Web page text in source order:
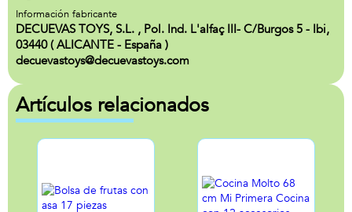
Información fabricante
DECUEVAS TOYS, S.L. , Pol. Ind. L'alfaç III- C/Burgos 5 - Ibi,
03440 ( ALICANTE - España )
decuevastoys@decuevastoys.com
Artículos relacionados